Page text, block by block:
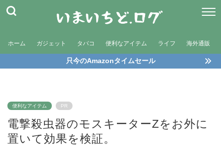
ホーム ガジェット タバコ 便利なアイテム ライフ 海外通販
只今のAmazonタイムセール
便利なアイテム PR
電撃殺虫器のモスキーターZをお外に
置いて効果を検証。